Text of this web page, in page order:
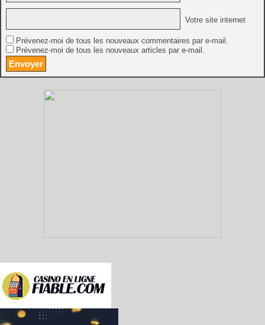
Votre site internet
Prévenez-moi de tous les nouveaux commentaires par e-mail.
Prévenez-moi de tous les nouveaux articles par e-mail.